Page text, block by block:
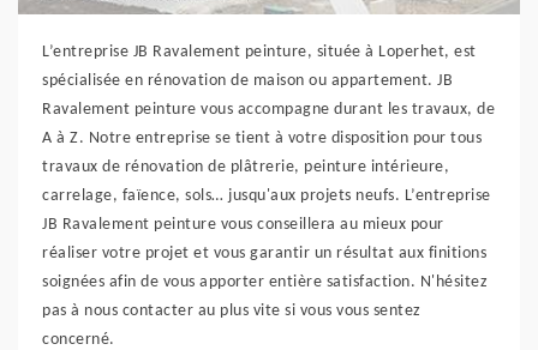
L’entreprise JB Ravalement peinture, située à Loperhet, est
spécialisée en rénovation de maison ou appartement. JB
Ravalement peinture vous accompagne durant les travaux, de
A à Z. Notre entreprise se tient à votre disposition pour tous
travaux de rénovation de plâtrerie, peinture intérieure,
carrelage, faïence, sols… jusqu'aux projets neufs. L’entreprise
JB Ravalement peinture vous conseillera au mieux pour
réaliser votre projet et vous garantir un résultat aux finitions
soignées afin de vous apporter entière satisfaction. N'hésitez
pas à nous contacter au plus vite si vous vous sentez
concerné.